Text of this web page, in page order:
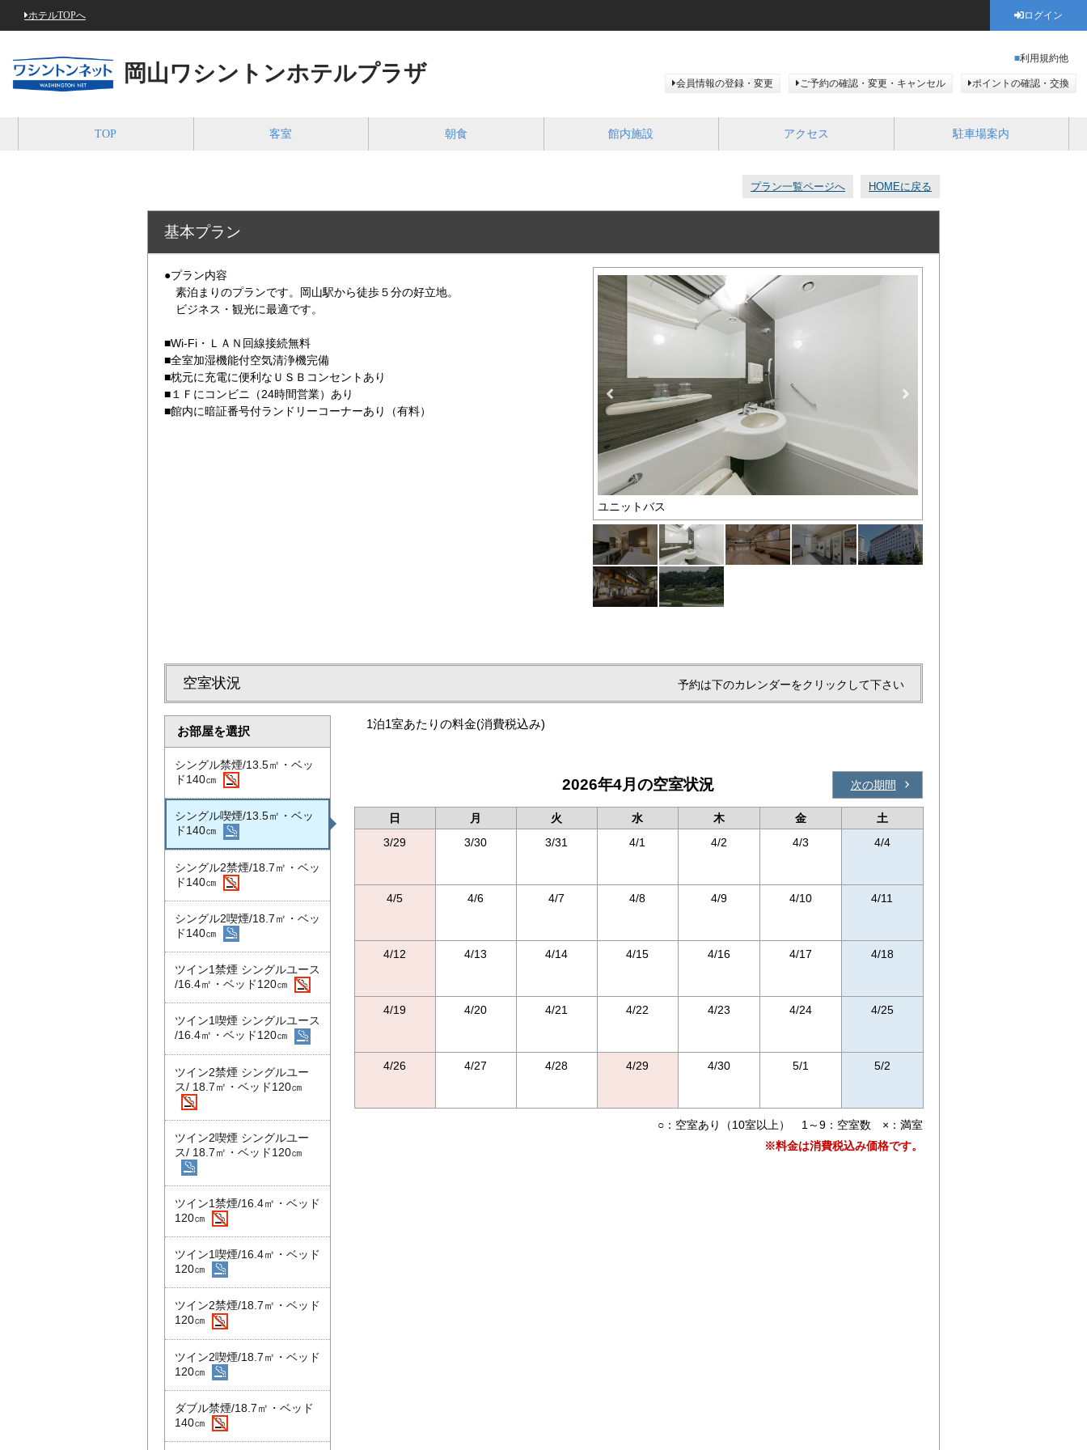
ホテルTOPへ ログイン
岡山ワシントンホテルプラザ
利用規約他
会員情報の登録・変更 ご予約の確認・変更・キャンセル ポイントの確認・交換
TOP 客室 朝食 館内施設 アクセス 駐車場案内
プラン一覧ページへ HOMEに戻る
基本プラン
●プラン内容
素泊まりのプランです。岡山駅から徒歩５分の好立地。
ビジネス・観光に最適です。
■Wi-Fi・ＬＡＮ回線接続無料
■全室加湿機能付空気清浄機完備
■枕元に充電に便利なＵＳＢコンセントあり
■１Ｆにコンビニ（24時間営業）あり
■館内に暗証番号付ランドリーコーナーあり（有料）
ユニットバス
空室状況 予約は下のカレンダーをクリックして下さい
お部屋を選択
シングル禁煙/13.5㎡・ベッ
ド140㎝
シングル喫煙/13.5㎡・ベッ
ド140㎝
シングル2禁煙/18.7㎡・ベッ
ド140㎝
シングル2喫煙/18.7㎡・ベッ
ド140㎝
ツイン1禁煙 シングルユース
/16.4㎡・ベッド120㎝
ツイン1喫煙 シングルユース
/16.4㎡・ベッド120㎝
ツイン2禁煙 シングルユー
ス/ 18.7㎡・ベッド120㎝
ツイン2喫煙 シングルユー
ス/ 18.7㎡・ベッド120㎝
ツイン1禁煙/16.4㎡・ベッド
120㎝
ツイン1喫煙/16.4㎡・ベッド
120㎝
ツイン2禁煙/18.7㎡・ベッド
120㎝
ツイン2喫煙/18.7㎡・ベッド
120㎝
ダブル禁煙/18.7㎡・ベッド
140㎝
1泊1室あたりの料金(消費税込み)
2026年4月の空室状況 次の期間
日 月 火 水 木 金
土
3/29
3/30 3/31 4/1 4/2 4/3 4/4
4/5 4/6 4/7 4/8 4/9 4/10 4/11
4/12 4/13 4/14 4/15 4/16 4/17 4/18
4/19 4/20 4/21 4/22 4/23 4/24 4/25
4/26 4/27 4/28 4/29 4/30 5/1 5/2
○：空室あり（10室以上） 1～9：空室数 ×：満室
※料金は消費税込み価格です。